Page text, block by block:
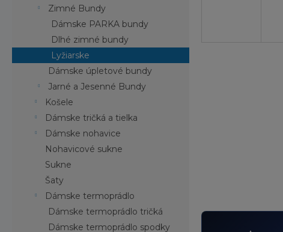
Zimné Bundy
Dámske PARKA bundy
Dlhé zimné bundy
Lyžiarske
Dámske úpletové bundy
Jarné a Jesenné Bundy
Košele
Dámske tričká a tielka
Dámske nohavice
Nohavicové sukne
Sukne
Šaty
Dámske termoprádlo
Dámske termoprádlo tričká
Dámske termoprádlo spodky